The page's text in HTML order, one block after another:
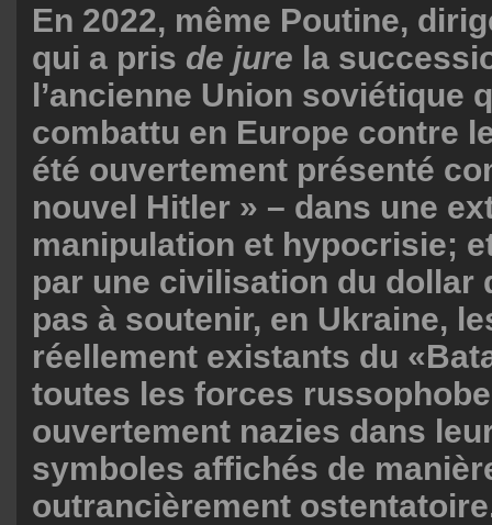
En 2022, même Poutine,
qui a pris de jure la
l’ancienne Union soviétique
combattu en Europe contre
été ouvertement présenté
nouvel Hitler » – dans une
manipulation et hypocrisie;
par une civilisation du dollar
pas à soutenir, en Ukraine,
réellement existants du
toutes les forces
ouvertement nazies dans
symboles affichés de
outrancièrement